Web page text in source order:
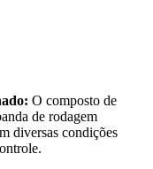
O composto de
de rodagem
diversas condições